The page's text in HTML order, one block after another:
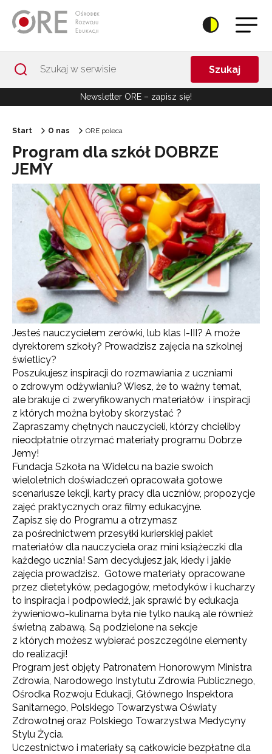
Szukaj
Newsletter ORE – zapisz się!
Start O nas ORE poleca
Program dla szkół DOBRZE
JEMY
Jesteś nauczycielem zerówki, lub klas I-III? A może
dyrektorem szkoły? Prowadzisz zajęcia na szkolnej
świetlicy?
Poszukujesz inspiracji do rozmawiania z uczniami
o zdrowym odżywianiu? Wiesz, że to ważny temat,
ale brakuje ci zweryfikowanych materiałów i inspiracji
z których można byłoby skorzystać ?
Zapraszamy chętnych nauczycieli, którzy chcieliby
nieodpłatnie otrzymać materiały programu Dobrze
Jemy!
Fundacja Szkoła na Widelcu na bazie swoich
wieloletnich doświadczeń opracowała gotowe
scenariusze lekcji, karty pracy dla uczniów, propozycje
zajęć praktycznych oraz filmy edukacyjne.
Zapisz się do Programu a otrzymasz
za pośrednictwem przesyłki kurierskiej pakiet
materiałów dla nauczyciela oraz mini książeczki dla
każdego ucznia! Sam decydujesz jak, kiedy i jakie
zajęcia prowadzisz. Gotowe materiały opracowane
przez dietetyków, pedagogów, metodyków i kucharzy
to inspiracja i podpowiedź, jak sprawić by edukacja
żywieniowo-kulinarna była nie tylko nauką ale również
świetną zabawą. Są podzielone na sekcje
z których możesz wybierać poszczególne elementy
do realizacji!
Program jest objęty Patronatem Honorowym Ministra
Zdrowia, Narodowego Instytutu Zdrowia Publicznego,
Ośrodka Rozwoju Edukacji, Głównego Inspektora
Sanitarnego, Polskiego Towarzystwa Oświaty
Zdrowotnej oraz Polskiego Towarzystwa Medycyny
Stylu Życia.
Uczestnictwo i materiały są całkowicie bezpłatne dla